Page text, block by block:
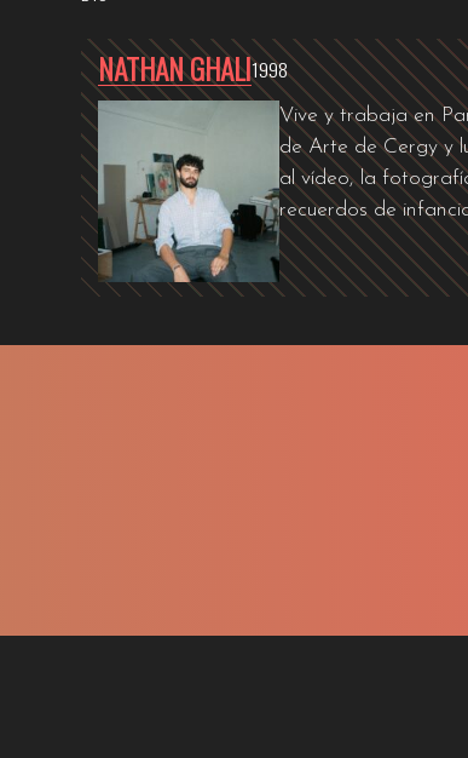
NATHAN GHALI1998
Vive y trabaja en
de Arte de Cergy y
al vídeo, la
recuerdos de